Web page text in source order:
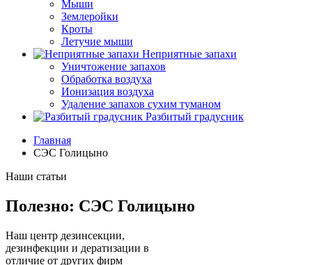
Мыши
Землеройки
Кроты
Летучие мыши
Неприятные запахи
Уничтожение запахов
Обработка воздуха
Ионизация воздуха
Удаление запахов сухим туманом
Разбитый градусник
Главная
СЭС Голицыно
Наши статьи
Полезно: СЭС Голицыно
Наш центр дезинсекции,
дезинфекции и дератизации в
отличие от других фирм